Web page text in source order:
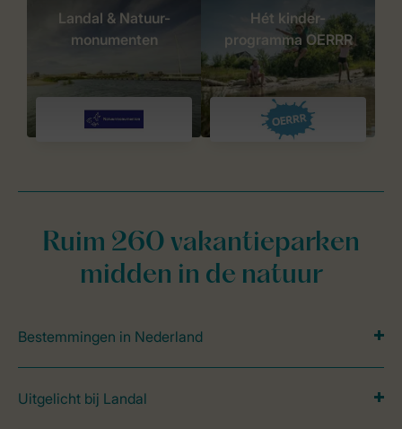
Landal & Natuur-
monumenten
Hét kinder-
programma OERRR
Ruim 260 vakantieparken
midden in de natuur
Bestemmingen in Nederland
Uitgelicht bij Landal